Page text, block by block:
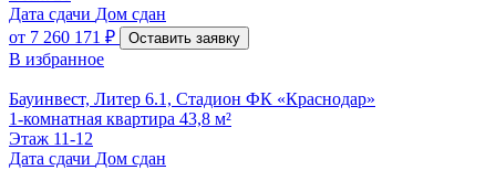
Дата сдачи Дом сдан
от 7 260 171 ₽ Оставить заявку
В избранное
Бауинвест, Литер 6.1, Стадион ФК «Краснодар»
1-комнатная квартира 43,8 м²
Этаж 11-12
Дата сдачи Дом сдан